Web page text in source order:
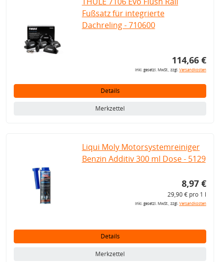
Fußsatz für integrierte
Dachreling - 710600
114,66 €
inkl. gesetzl. MwSt., zzgl.Versandkosten
Details
Merkzettel
Liqui Moly Motorsystemreiniger
Benzin Additiv 300 ml Dose - 5129
8,97 €
29,90 € pro 1 l
inkl. gesetzl. MwSt., zzgl.Versandkosten
Details
Merkzettel